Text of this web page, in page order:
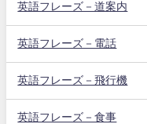
英語フレーズ－道案内
英語フレーズ－電話
英語フレーズ－飛行機
英語フレーズ－食事